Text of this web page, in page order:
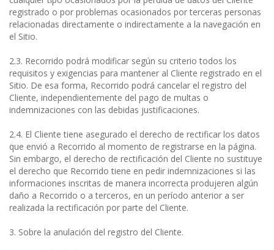
registrado o por problemas ocasionados por terceras personas
relacionadas directamente o indirectamente a la navegación en
el Sitio.
2.3. Recorrido podrá modificar según su criterio todos los
requisitos y exigencias para mantener al Cliente registrado en el
Sitio. De esa forma, Recorrido podrá cancelar el registro del
Cliente, independientemente del pago de multas o
indemnizaciones con las debidas justificaciones.
2.4. El Cliente tiene asegurado el derecho de rectificar los datos
que envió a Recorrido al momento de registrarse en la página.
Sin embargo, el derecho de rectificación del Cliente no sustituye
el derecho que Recorrido tiene en pedir indemnizaciones si las
informaciones inscritas de manera incorrecta produjeren algún
daño a Recorrido o a terceros, en un período anterior a ser
realizada la rectificación por parte del Cliente.
3. Sobre la anulación del registro del Cliente.